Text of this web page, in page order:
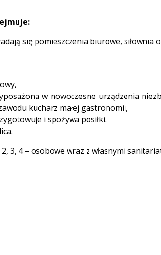
się pomieszczenia biurowe, siłownia
w nowoczesne urządzenia
kucharz małej gastronomii,
i spożywa posiłki.
3, 4 – osobowe wraz z własnymi